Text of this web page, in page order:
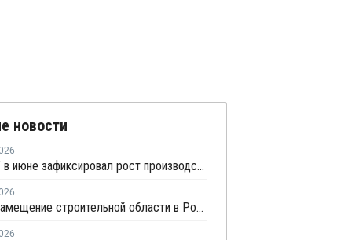
новости
"Росстат" в июне зафиксировал рост производства в основных группах пластмасс
Импортозамещение строительной области в России превышает 98%